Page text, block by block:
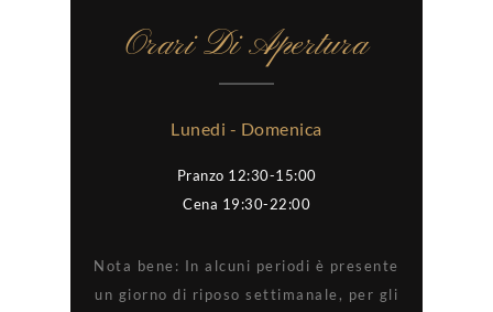
Orari Di Apertura
Lunedi - Domenica
Pranzo 12:30-15:00
Cena 19:30-22:00
Nota bene: In alcuni periodi è presente
un giorno di riposo settimanale, per gli